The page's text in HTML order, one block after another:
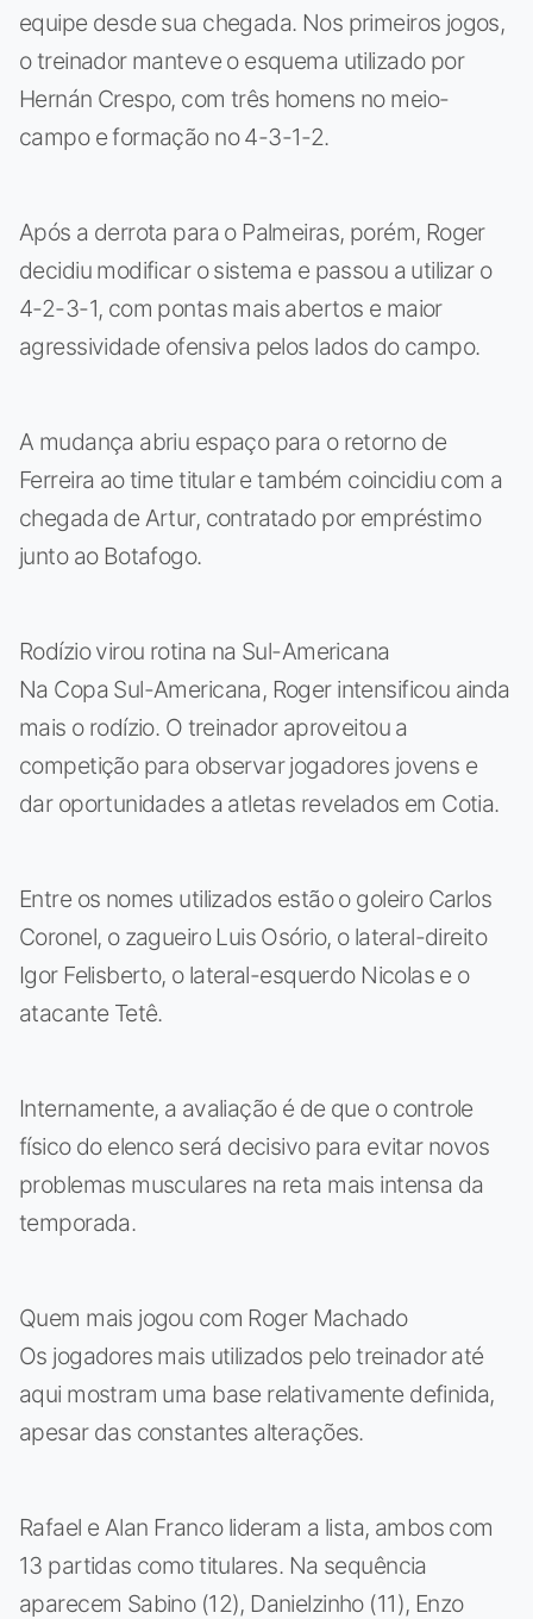
equipe desde sua chegada. Nos primeiros jogos,
o treinador manteve o esquema utilizado por
Hernán Crespo, com três homens no meio-
campo e formação no 4-3-1-2.
Após a derrota para o Palmeiras, porém, Roger
decidiu modificar o sistema e passou a utilizar o
4-2-3-1, com pontas mais abertos e maior
agressividade ofensiva pelos lados do campo.
A mudança abriu espaço para o retorno de
Ferreira ao time titular e também coincidiu com a
chegada de Artur, contratado por empréstimo
junto ao Botafogo.
Rodízio virou rotina na Sul-Americana
Na Copa Sul-Americana, Roger intensificou ainda
mais o rodízio. O treinador aproveitou a
competição para observar jogadores jovens e
dar oportunidades a atletas revelados em Cotia.
Entre os nomes utilizados estão o goleiro Carlos
Coronel, o zagueiro Luis Osório, o lateral-direito
Igor Felisberto, o lateral-esquerdo Nicolas e o
atacante Tetê.
Internamente, a avaliação é de que o controle
físico do elenco será decisivo para evitar novos
problemas musculares na reta mais intensa da
temporada.
Quem mais jogou com Roger Machado
Os jogadores mais utilizados pelo treinador até
aqui mostram uma base relativamente definida,
apesar das constantes alterações.
Rafael e Alan Franco lideram a lista, ambos com
13 partidas como titulares. Na sequência
aparecem Sabino (12), Danielzinho (11), Enzo